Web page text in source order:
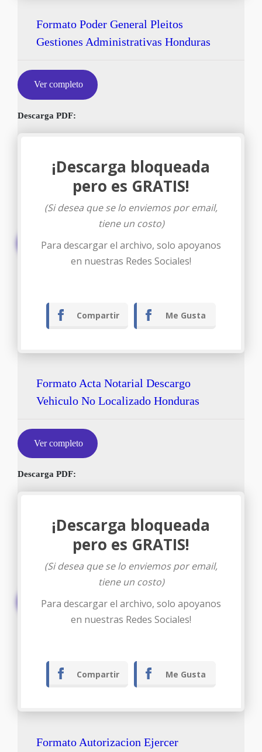
Formato Poder General Pleitos
Gestiones Administrativas Honduras
Ver completo
Descarga PDF:
Descargar
¡Descarga bloqueada
pero es GRATIS!
(Si desea que se lo enviemos por email,
tiene un costo)
Para descargar el archivo, solo apoyanos
en nuestras Redes Sociales!
Compartir Me Gusta
Formato Acta Notarial Descargo
Vehiculo No Localizado Honduras
Ver completo
Descarga PDF:
Descargar
¡Descarga bloqueada
pero es GRATIS!
(Si desea que se lo enviemos por email,
tiene un costo)
Para descargar el archivo, solo apoyanos
en nuestras Redes Sociales!
Compartir Me Gusta
Formato Autorizacion Ejercer